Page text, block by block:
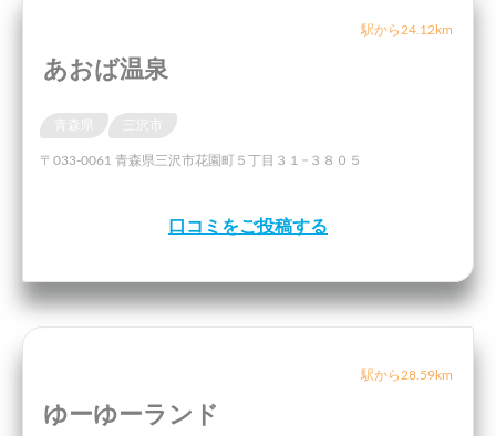
駅から24.12km
あおば温泉
青森県
〒033-0061 青森県三沢市花園町５丁目３１−３８０５
口コミをご投稿する
駅から28.59km
ゆーゆーランド